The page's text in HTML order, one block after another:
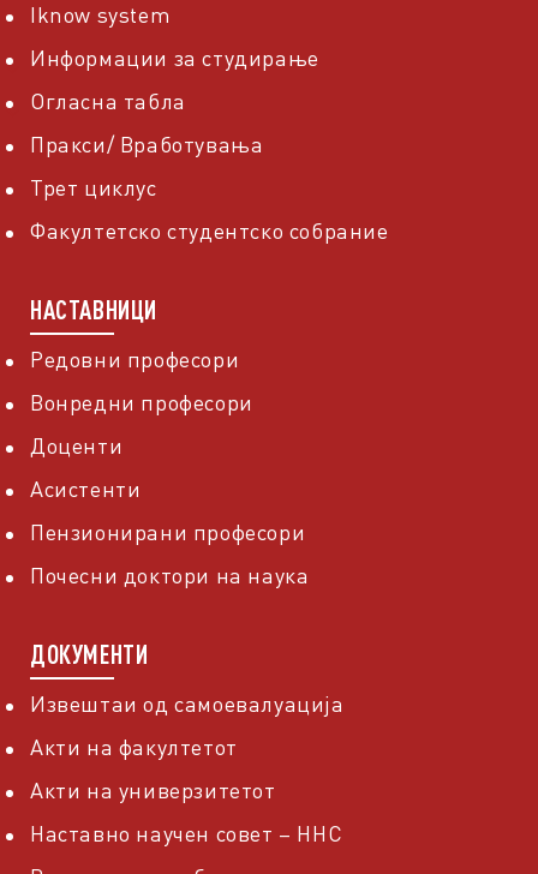
Iknow system
Информации за студирање
Огласна табла
Пракси/ Вработувања
Трет циклус
Факултетско студентско собрание
НАСТАВНИЦИ
Редовни професори
Вонредни професори
Доценти
Асистенти
Пензионирани професори
Почесни доктори на наука
ДОКУМЕНТИ
Извештаи од самоевалуација
Акти на факултетот
Акти на универзитетот
Наставно научен совет – ННС